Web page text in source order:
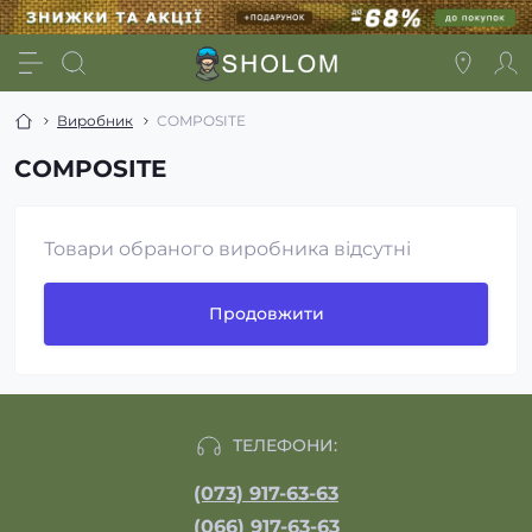
Виробник COMPOSITE
COMPOSITE
Товари обраного виробника відсутні
Продовжити
ТЕЛЕФОНИ:
(073) 917-63-63
(066) 917-63-63